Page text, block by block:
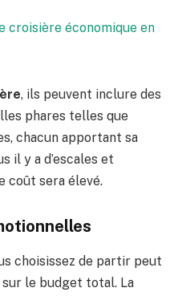
croisière économique en
, ils peuvent inclure des
phares telles que
chacun apportant sa
il y a d’escales et
coût sera élevé.
choisissez de partir peut
le budget total. La